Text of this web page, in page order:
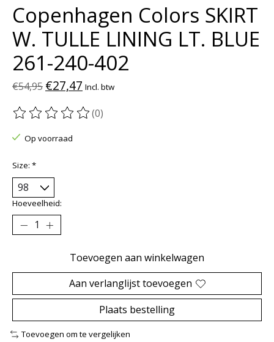
Copenhagen Colors SKIRT
W. TULLE LINING LT. BLUE
261-240-402
€54,95 €27,47 Incl. btw
De beoordeling van dit product is
(0)
Op voorraad
Size: *
Hoeveelheid:
Toevoegen aan winkelwagen
Aan verlanglijst toevoegen
Plaats bestelling
Toevoegen om te vergelijken